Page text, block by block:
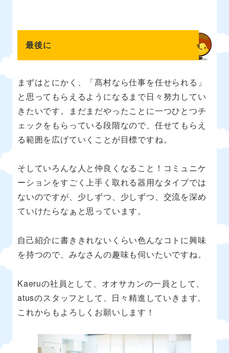
最後に
まずはとにかく、「髙村なら仕事を任せられる」
と思ってもらえるようになるまで日々努力してい
きたいです。まだまだやったことに一つひとつチ
ェックをもらっている段階なので、任せてもらえ
る範囲を広げていくことが目標ですね。
そしていろんな人と仲良くなること！コミュニケ
ーションをすごく上手く取れる器用なタイプでは
ないのですが、少しずつ、少しずつ、交流を深め
ていけたらなぁと思っています。
自己紹介に書ききれないくらい色んなコトに興味
を持つので、みなさんの趣味も伺いたいですね。
Kaeruの社員として、オオサカンの一員として、
atusのスタッフとして、日々精進していきます。
これからもよろしくお願いします！